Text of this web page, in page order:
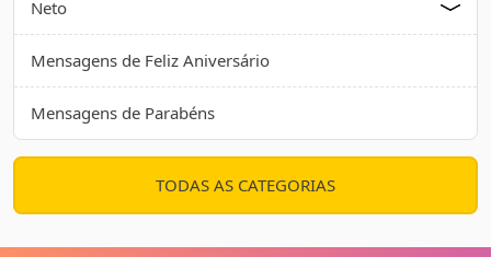
Neto
Mensagens de Feliz Aniversário
Mensagens de Parabéns
TODAS AS CATEGORIAS